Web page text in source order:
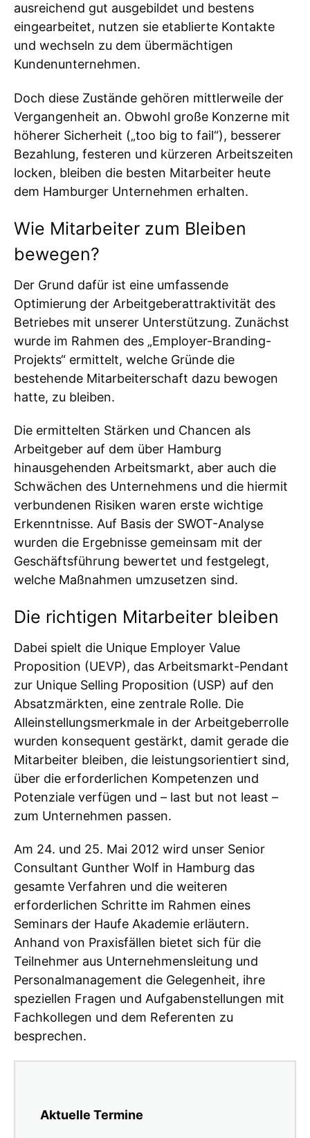
ausreichend gut ausgebildet und bestens
eingearbeitet, nutzen sie etablierte Kontakte
und wechseln zu dem übermächtigen
Kundenunternehmen.
Doch diese Zustände gehören mittlerweile der
Vergangenheit an. Obwohl große Konzerne mit
höherer Sicherheit („too big to fail“), besserer
Bezahlung, festeren und kürzeren Arbeitszeiten
locken, bleiben die besten Mitarbeiter heute
dem Hamburger Unternehmen erhalten.
Wie Mitarbeiter zum Bleiben
bewegen?
Der Grund dafür ist eine umfassende
Optimierung der Arbeitgeberattraktivität des
Betriebes mit unserer Unterstützung. Zunächst
wurde im Rahmen des „Employer-Branding-
Projekts“ ermittelt, welche Gründe die
bestehende Mitarbeiterschaft dazu bewogen
hatte, zu bleiben.
Die ermittelten Stärken und Chancen als
Arbeitgeber auf dem über Hamburg
hinausgehenden Arbeitsmarkt, aber auch die
Schwächen des Unternehmens und die hiermit
verbundenen Risiken waren erste wichtige
Erkenntnisse. Auf Basis der SWOT-Analyse
wurden die Ergebnisse gemeinsam mit der
Geschäftsführung bewertet und festgelegt,
welche Maßnahmen umzusetzen sind.
Die richtigen Mitarbeiter bleiben
Dabei spielt die Unique Employer Value
Proposition (UEVP), das Arbeitsmarkt-Pendant
zur Unique Selling Proposition (USP) auf den
Absatzmärkten, eine zentrale Rolle. Die
Alleinstellungsmerkmale in der Arbeitgeberrolle
wurden konsequent gestärkt, damit gerade die
Mitarbeiter bleiben, die leistungsorientiert sind,
über die erforderlichen Kompetenzen und
Potenziale verfügen und – last but not least –
zum Unternehmen passen.
Am 24. und 25. Mai 2012 wird unser Senior
Consultant Gunther Wolf in Hamburg das
gesamte Verfahren und die weiteren
erforderlichen Schritte im Rahmen eines
Seminars der Haufe Akademie erläutern.
Anhand von Praxisfällen bietet sich für die
Teilnehmer aus Unternehmensleitung und
Personalmanagement die Gelegenheit, ihre
speziellen Fragen und Aufgabenstellungen mit
Fachkollegen und dem Referenten zu
besprechen.
Aktuelle Termine